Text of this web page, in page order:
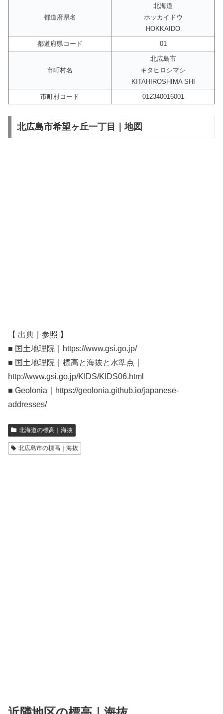
都道府県名
北海道
ホッカイドウ
HOKKAIDO
都道府県コード
01
市町村名
北広島市
キタヒロシマシ
KITAHIROSHIMA SHI
市町村コード
012340016001
北広島市希望ヶ丘一丁目｜地図
【 出典｜参照 】
■ 国土地理院｜https://www.gsi.go.jp/
■ 国土地理院｜標高と海抜と水準点｜
http://www.gsi.go.jp/KIDS/KIDS06.html
■ Geolonia｜https://geolonia.github.io/japanese-
addresses/
北海道の標高｜海抜
北広島市の標高｜海抜